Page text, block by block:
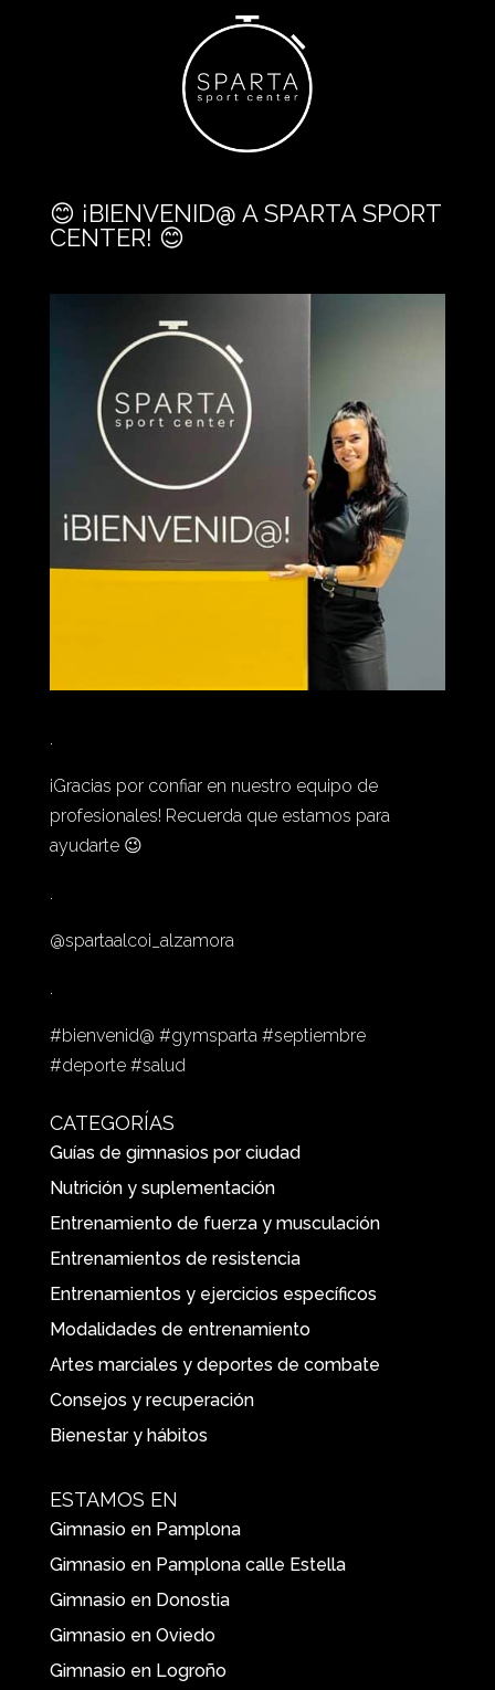
😊 ¡BIENVENID@ A SPARTA SPORT
CENTER! 😊
.
¡Gracias por confiar en nuestro equipo de
profesionales! Recuerda que estamos para
ayudarte 😉
.
@spartaalcoi_alzamora
.
#bienvenid@ #gymsparta #septiembre
#deporte #salud
CATEGORÍAS
Guías de gimnasios por ciudad
Nutrición y suplementación
Entrenamiento de fuerza y musculación
Entrenamientos de resistencia
Entrenamientos y ejercicios específicos
Modalidades de entrenamiento
Artes marciales y deportes de combate
Consejos y recuperación
Bienestar y hábitos
ESTAMOS EN
Gimnasio en Pamplona
Gimnasio en Pamplona calle Estella
Gimnasio en Donostia
Gimnasio en Oviedo
Gimnasio en Logroño